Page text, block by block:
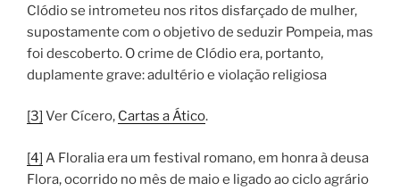
Clódio se intrometeu nos ritos disfarçado de mulher,
supostamente com o objetivo de seduzir Pompeia, mas
foi descoberto. O crime de Clódio era, portanto,
duplamente grave: adultério e violação religiosa
[3] Ver Cícero, Cartas a Ático.
[4] A Floralia era um festival romano, em honra à deusa
Flora, ocorrido no mês de maio e ligado ao ciclo agrário